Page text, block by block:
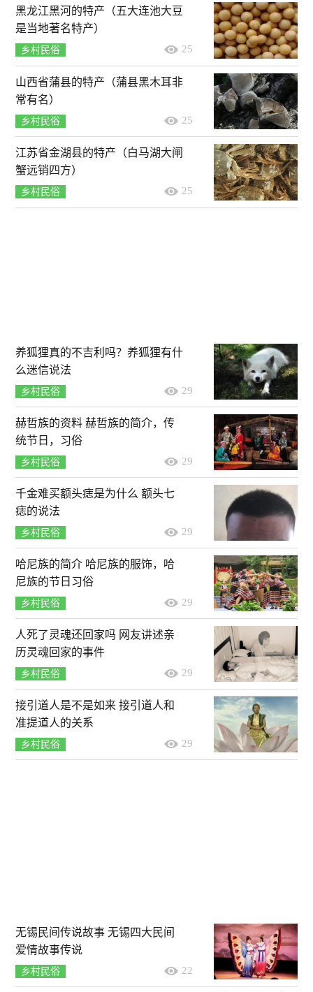
黑龙江黑河的特产（五大连池大豆
是当地著名特产）
乡村民俗 25
山西省蒲县的特产（蒲县黑木耳非
常有名）
乡村民俗 25
江苏省金湖县的特产（白马湖大闸
蟹远销四方）
乡村民俗 25
养狐狸真的不吉利吗？养狐狸有什
么迷信说法
乡村民俗 29
赫哲族的资料 赫哲族的简介，传
统节日，习俗
乡村民俗 29
千金难买额头痣是为什么 额头七
痣的说法
乡村民俗 29
哈尼族的简介 哈尼族的服饰，哈
尼族的节日习俗
乡村民俗 29
人死了灵魂还回家吗 网友讲述亲
历灵魂回家的事件
乡村民俗 29
接引道人是不是如来 接引道人和
准提道人的关系
乡村民俗 29
无锡民间传说故事 无锡四大民间
爱情故事传说
乡村民俗 22